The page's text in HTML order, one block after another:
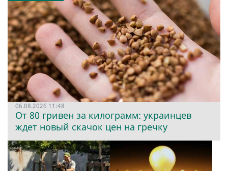
06.08.2026 11:48
От 80 гривен за килограмм: украинцев
ждет новый скачок цен на гречку